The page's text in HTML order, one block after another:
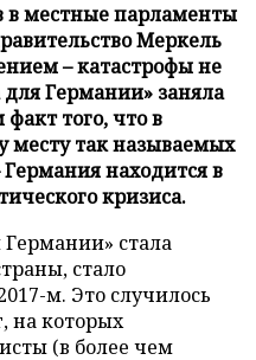
в местные парламенты
Меркель
– катастрофы не
для Германии» заняла
того, что в
месту так называемых
находится в
кризиса.
Германии» стала
стало
м. Это случилось
на которых
(в более чем